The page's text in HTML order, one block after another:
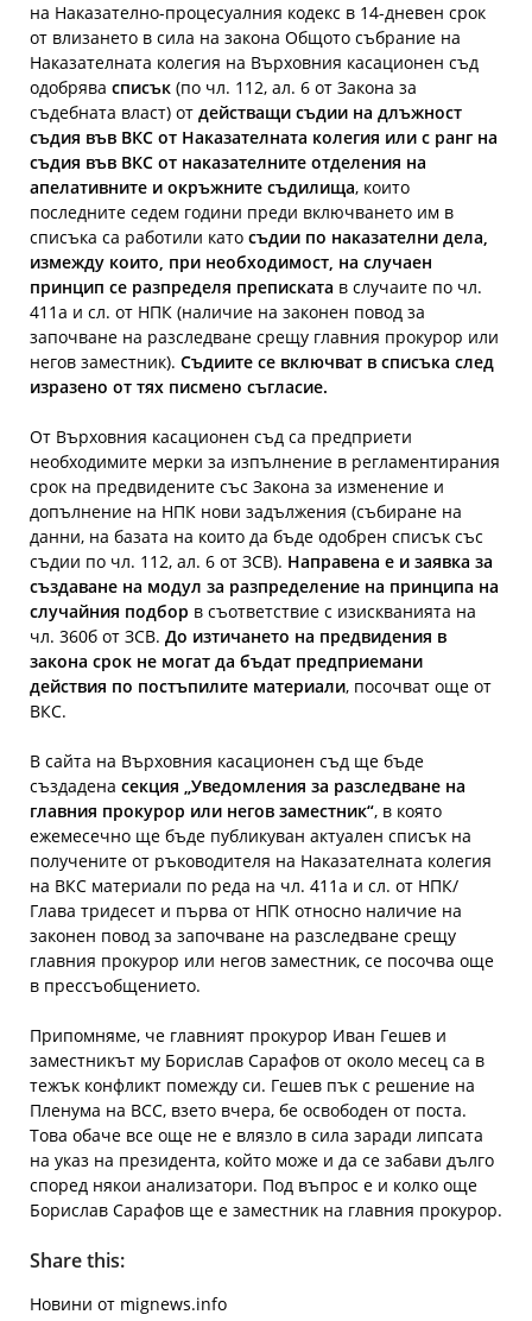
на Наказателно-процесуалния кодекс в 14-дневен срок
от влизането в сила на закона Общото събрание на
Наказателната колегия на Върховния касационен съд
одобрява списък (по чл. 112, ал. 6 от Закона за
съдебната власт) от действащи съдии на длъжност
съдия във ВКС от Наказателната колегия или с ранг на
съдия във ВКС от наказателните отделения на
апелативните и окръжните съдилища, които
последните седем години преди включването им в
списъка са работили като съдии по наказателни дела,
измежду които, при необходимост, на случаен
принцип се разпределя преписката в случаите по чл.
411а и сл. от НПК (наличие на законен повод за
започване на разследване срещу главния прокурор или
негов заместник). Съдиите се включват в списъка след
изразено от тях писмено съгласие.
От Върховния касационен съд са предприети
необходимите мерки за изпълнение в регламентирания
срок на предвидените със Закона за изменение и
допълнение на НПК нови задължения (събиране на
данни, на базата на които да бъде одобрен списък със
съдии по чл. 112, ал. 6 от ЗСВ). Направена е и заявка за
създаване на модул за разпределение на принципа на
случайния подбор в съответствие с изискванията на
чл. 360б от ЗСВ. До изтичането на предвидения в
закона срок не могат да бъдат предприемани
действия по постъпилите материали, посочват още от
ВКС.
В сайта на Върховния касационен съд ще бъде
създадена секция „Уведомления за разследване на
главния прокурор или негов заместник“, в която
ежемесечно ще бъде публикуван актуален списък на
получените от ръководителя на Наказателната колегия
на ВКС материали по реда на чл. 411а и сл. от НПК/
Глава тридесет и първа от НПК относно наличие на
законен повод за започване на разследване срещу
главния прокурор или негов заместник, се посочва още
в прессъобщението.
Припомняме, че главният прокурор Иван Гешев и
заместникът му Борислав Сарафов от около месец са в
тежък конфликт помежду си. Гешев пък с решение на
Пленума на ВСС, взето вчера, бе освободен от поста.
Това обаче все още не е влязло в сила заради липсата
на указ на президента, който може и да се забави дълго
според някои анализатори. Под въпрос е и колко още
Борислав Сарафов ще е заместник на главния прокурор.
Share this:
Новини от mignews.info